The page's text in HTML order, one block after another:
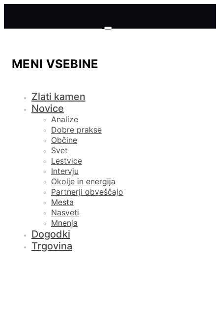
MENI VSEBINE
Zlati kamen
Novice
Analize
Dobre prakse
Občine
Svet
Lestvice
Intervju
Okolje in energija
Partnerji obveščajo
Mesta
Nasveti
Mnenja
Dogodki
Trgovina